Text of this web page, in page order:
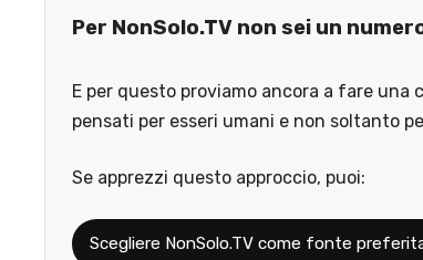
Per NonSolo.TV non sei un
E per questo proviamo ancora a fare
pensati per esseri umani e non soltanto
Se apprezzi questo approccio, puoi:
Scegliere NonSolo.TV come fonte